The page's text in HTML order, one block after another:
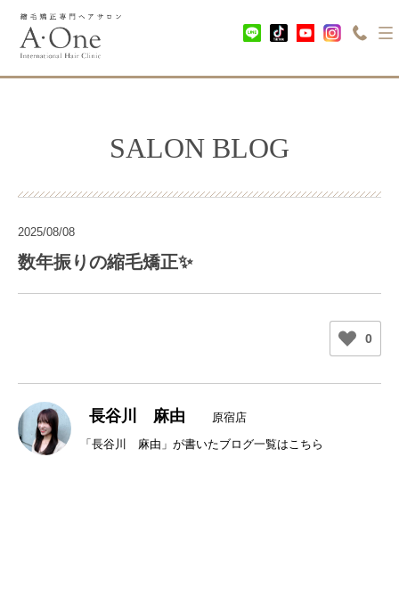
SALON BLOG
2025/08/08
数年振りの縮毛矯正✨
0
長谷川 麻由
原宿店
「長谷川 麻由」が書いたブログ一覧はこちら